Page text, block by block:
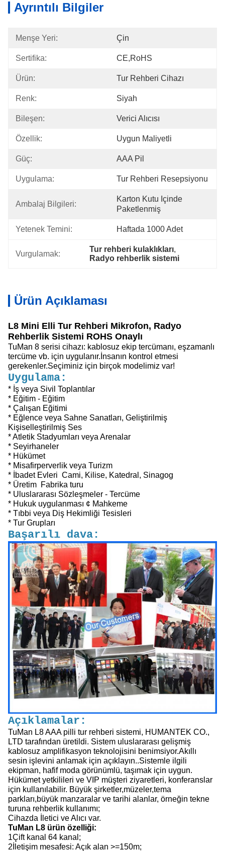
Ayrıntılı Bilgiler
Menşe Yeri: Çin
Sertifika: CE,RoHS
Ürün: Tur Rehberi Cihazı
Renk: Siyah
Bileşen: Verici Alıcısı
Özellik: Uygun Maliyetli
Güç: AAA Pil
Uygulama: Tur Rehberi Resepsiyonu
Ambalaj Bilgileri:
Karton Kutu Içinde
Paketlenmiş
Yetenek Temini: Haftada 1000 Adet
Vurgulamak:
Tur rehberi kulaklıkları,
Radyo rehberlik sistemi
Ürün Açıklaması
L8 Mini Elli Tur Rehberi Mikrofon, Radyo
Rehberlik Sistemi ROHS Onaylı
TuMan 8 serisi cihazı: kablosuz ekip tercümanı, eşzamanlı
tercüme vb. için uygulanır.İnsanın kontrol etmesi
gerekenler.Seçiminiz için birçok modelimiz var!
Uygulama:
* İş veya Sivil Toplantılar
* Eğitim - Eğitim
* Çalışan Eğitimi
* Eğlence veya Sahne Sanatları, Geliştirilmiş
Kişiselleştirilmiş Ses
* Atletik Stadyumları veya Arenalar
* Seyirhaneler
* Hükümet
* Misafirperverlik veya Turizm
* İbadet Evleri ️ Cami, Kilise, Katedral, Sinagog
* Üretim ️ Fabrika turu
* Uluslararası Sözleşmeler - Tercüme
* Hukuk uygulanması ¢ Mahkeme
* Tıbbi veya Diş Hekimliği Tesisleri
* Tur Grupları
Başarılı dava:
Açıklamalar:
TuMan L8 AAA pilli tur rehberi sistemi, HUMANTEK CO.,
LTD tarafından üretildi. Sistem uluslararası gelişmiş
kablosuz amplifikasyon teknolojisini benimsiyor.Akıllı
sesin işlevini anlamak için açıklayın..Sistemle ilgili
ekipman, hafif moda görünümlü, taşımak için uygun.
Hükümet yetkilileri ve VIP müşteri ziyaretleri, konferanslar
için kullanılabilir. Büyük şirketler,müzeler,tema
parkları,büyük manzaralar ve tarihi alanlar, örneğin tekne
turuna rehberlik kullanımı;
Cihazda İletici ve Alıcı var.
TuMan L8 ürün özelliği:
1Çift kanal 64 kanal;
2İletişim mesafesi: Açık alan >=150m;